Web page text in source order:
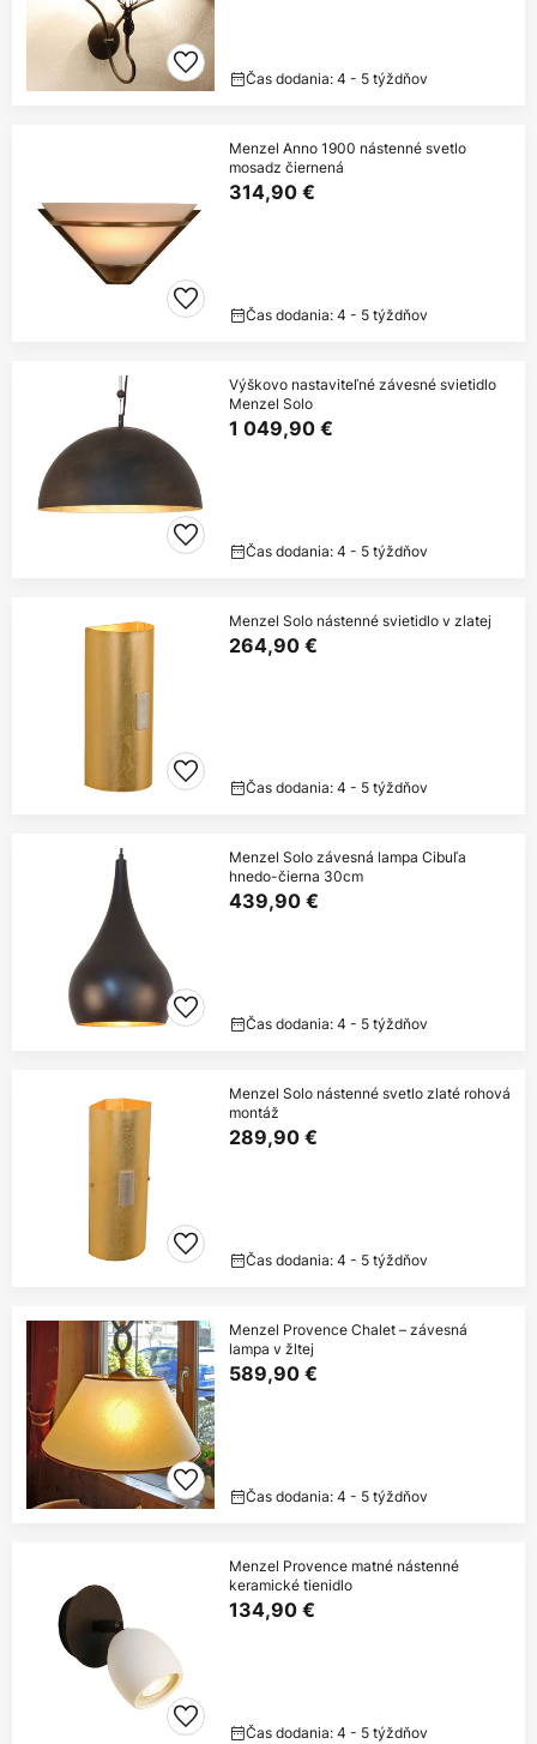
Čas dodania: 4 - 5 týždňov
Menzel Anno 1900 nástenné svetlo
mosadz čiernená
314,90 €
Čas dodania: 4 - 5 týždňov
Výškovo nastaviteľné závesné svietidlo
Menzel Solo
1 049,90 €
Čas dodania: 4 - 5 týždňov
Menzel Solo nástenné svietidlo v zlatej
264,90 €
Čas dodania: 4 - 5 týždňov
Menzel Solo závesná lampa Cibuľa
hnedo-čierna 30cm
439,90 €
Čas dodania: 4 - 5 týždňov
Menzel Solo nástenné svetlo zlaté rohová
montáž
289,90 €
Čas dodania: 4 - 5 týždňov
Menzel Provence Chalet – závesná
lampa v žltej
589,90 €
Čas dodania: 4 - 5 týždňov
Menzel Provence matné nástenné
keramické tienidlo
134,90 €
Čas dodania: 4 - 5 týždňov